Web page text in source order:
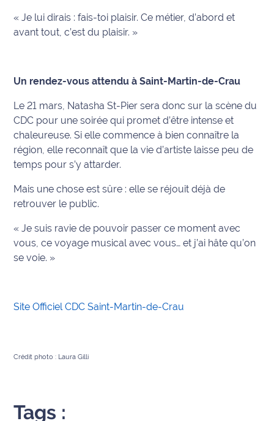
« Je lui dirais : fais-toi plaisir. Ce métier, d’abord et
avant tout, c’est du plaisir. »
Un rendez-vous attendu à Saint-Martin-de-Crau
Le 21 mars, Natasha St-Pier sera donc sur la scène du
CDC pour une soirée qui promet d’être intense et
chaleureuse. Si elle commence à bien connaître la
région, elle reconnaît que la vie d’artiste laisse peu de
temps pour s’y attarder.
Mais une chose est sûre : elle se réjouit déjà de
retrouver le public.
« Je suis ravie de pouvoir passer ce moment avec
vous, ce voyage musical avec vous… et j’ai hâte qu’on
se voie. »
Site Officiel CDC Saint-Martin-de-Crau
Crédit photo : Laura Gilli
Tags :